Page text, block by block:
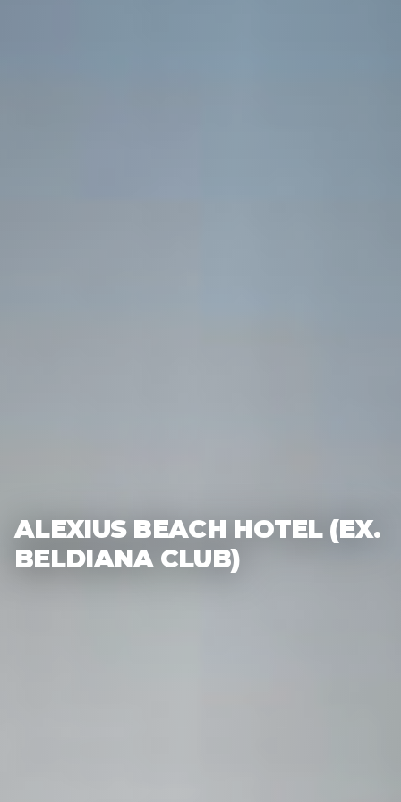
ALEXIUS BEACH HOTEL (EX.
BELDIANA CLUB)